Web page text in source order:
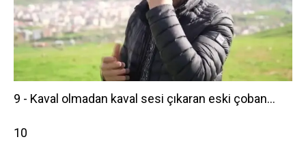
9 - Kaval olmadan kaval sesi çıkaran eski çoban...
10